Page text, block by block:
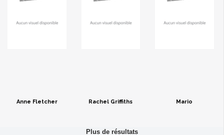
Anne Fletcher Rachel Griffiths Mario